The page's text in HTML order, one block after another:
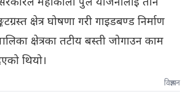
क्षेत्र घोषणा गरी गाइडबण्ड निर्माण
क्षेत्रका तटीय बस्ती जोगाउन काम
थियो।
विज्ञापन